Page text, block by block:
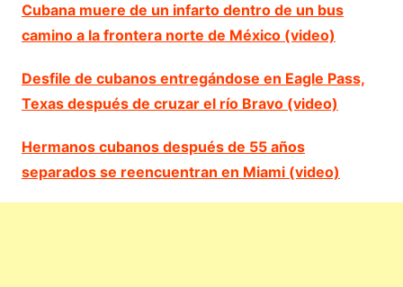
Cubana muere de un infarto dentro de un bus
camino a la frontera norte de México (video)
Desfile de cubanos entregándose en Eagle Pass,
Texas después de cruzar el río Bravo (video)
Hermanos cubanos después de 55 años
separados se reencuentran en Miami (video)